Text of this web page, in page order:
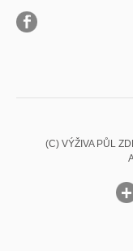
(C) VÝŽIVA PŮL